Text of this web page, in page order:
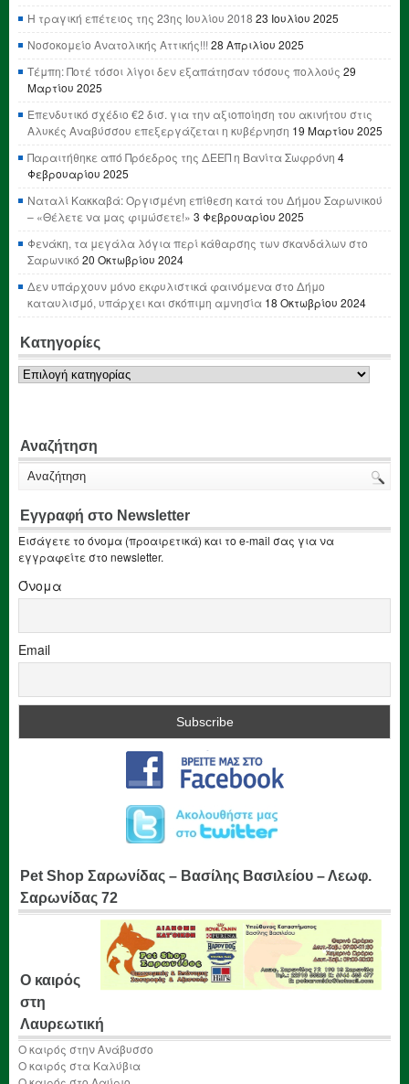
Η τραγική επέτειος της 23ης Ιουλίου 2018 23 Ιουλίου 2025
Νοσοκομείο Ανατολικής Αττικής!!! 28 Απριλίου 2025
Τέμπη: Ποτέ τόσοι λίγοι δεν εξαπάτησαν τόσους πολλούς 29
Μαρτίου 2025
Επενδυτικό σχέδιο €2 δισ. για την αξιοποίηση του ακινήτου στις
Αλυκές Αναβύσσου επεξεργάζεται η κυβέρνηση 19 Μαρτίου 2025
Παραιτήθηκε από Πρόεδρος της ΔΕΕΠ η Βανίτα Σωφρόνη 4
Φεβρουαρίου 2025
Ναταλί Κακκαβά: Οργισμένη επίθεση κατά του Δήμου Σαρωνικού
– «Θέλετε να μας φιμώσετε!» 3 Φεβρουαρίου 2025
Φενάκη, τα μεγάλα λόγια περί κάθαρσης των σκανδάλων στο
Σαρωνικό 20 Οκτωβρίου 2024
Δεν υπάρχουν μόνο εκφυλιστικά φαινόμενα στο Δήμο
καταυλισμό, υπάρχει και σκόπιμη αμνησία 18 Οκτωβρίου 2024
Κατηγορίες
Κατηγορίες
Αναζήτηση
Εγγραφή στο Newsletter
Εισάγετε το όνομα (προαιρετικά) και το e-mail σας για να
εγγραφείτε στο newsletter.
Όνομα
Email
Pet Shop Σαρωνίδας – Βασίλης Βασιλείου – Λεωφ.
Σαρωνίδας 72
Ο καιρός
στη
Λαυρεωτική
Ο καιρός στην Ανάβυσσο
Ο καιρός στα Καλύβια